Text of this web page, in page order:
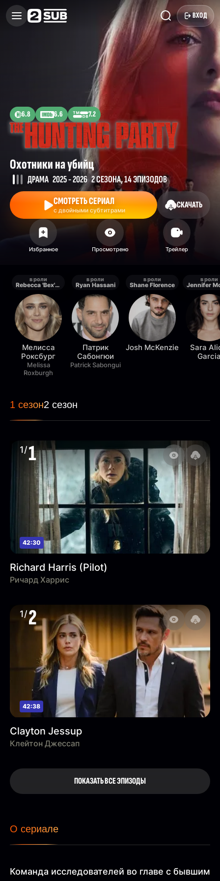
ВХОД
6.8 6.6 7.2
Охотники на убийц
ДРАМА 2025 - 2026 2 СЕЗОНА, 14 ЭПИЗОДОВ
СМОТРЕТЬ СЕРИАЛ
с двойными субтитрами
СКАЧАТЬ
в роли
Rebecca 'Bex' Henderson
Мелисса
Роксбург
Melissa
Roxburgh
в роли
Ryan Hassani
Патрик
Сабонгюи
Patrick Sabongui
в роли
Shane Florence
Josh McKenzie
в роли
Sara
1 сезон2 сезон
1/1
42:30
Richard Harris (Pilot)
Ричард Харрис
1/2
42:38
Clayton Jessup
Клейтон Джессап
ПОКАЗАТЬ ВСЕ ЭПИЗОДЫ
О сериале
Команда исследователей во главе с бывшим